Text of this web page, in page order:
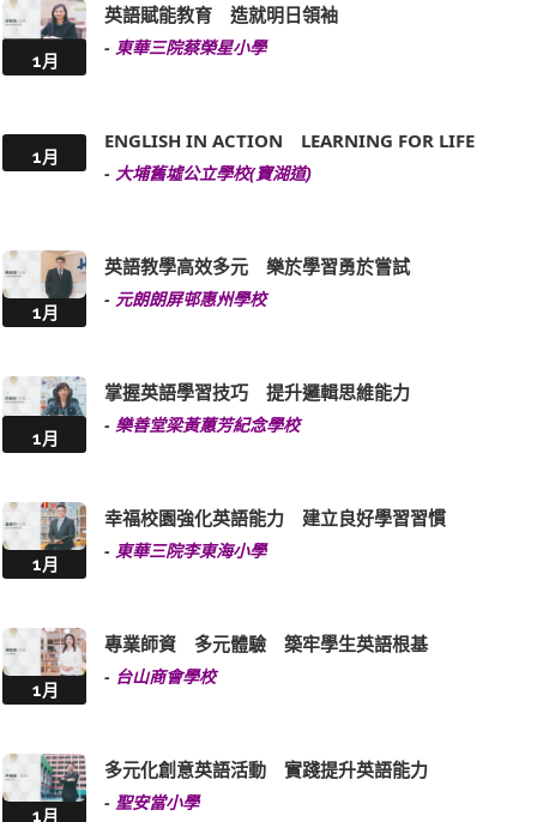
1月
英語賦能教育 造就明日領袖
- 東華三院蔡榮星小學
1月
ENGLISH IN ACTION LEARNING FOR LIFE
- 大埔舊墟公立學校(寶湖道)
1月
英語教學高效多元 樂於學習勇於嘗試
- 元朗朗屏邨惠州學校
1月
掌握英語學習技巧 提升邏輯思維能力
- 樂善堂梁黃蕙芳紀念學校
1月
幸福校園強化英語能力 建立良好學習習慣
- 東華三院李東海小學
1月
專業師資 多元體驗 築牢學生英語根基
- 台山商會學校
1月
多元化創意英語活動 實踐提升英語能力
- 聖安當小學